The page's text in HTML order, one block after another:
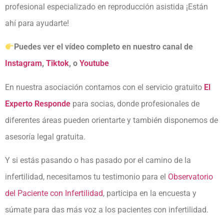
profesional especializado en reproducción asistida ¡Están
ahí para ayudarte!
Puedes ver el vídeo completo en nuestro canal de
Instagram, Tiktok, o Youtube
En nuestra asociación contamos con el servicio gratuito El
Experto Responde para socias, donde profesionales de
diferentes áreas pueden orientarte y también disponemos de
asesoría legal gratuita.
Y si estás pasando o has pasado por el camino de la
infertilidad, necesitamos tu testimonio para el Observatorio
del Paciente con Infertilidad, participa en la encuesta y
súmate para das más voz a los pacientes con infertilidad.